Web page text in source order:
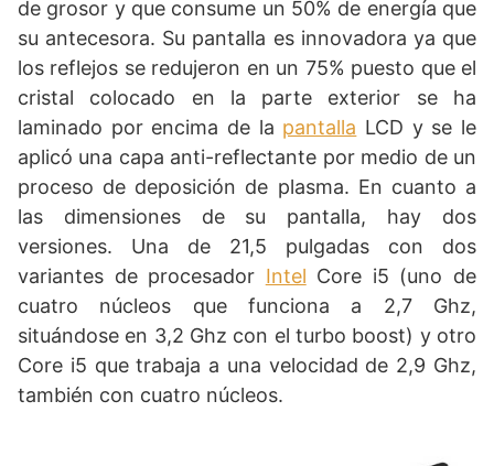
de grosor y que consume un 50% de energía que
su antecesora. Su pantalla es innovadora ya que
los reflejos se redujeron en un 75% puesto que el
cristal colocado en la parte exterior se ha
laminado por encima de la pantalla LCD y se le
aplicó una capa anti-reflectante por medio de un
proceso de deposición de plasma. En cuanto a
las dimensiones de su pantalla, hay dos
versiones. Una de 21,5 pulgadas con dos
variantes de procesador Intel Core i5 (uno de
cuatro núcleos que funciona a 2,7 Ghz,
situándose en 3,2 Ghz con el turbo boost) y otro
Core i5 que trabaja a una velocidad de 2,9 Ghz,
también con cuatro núcleos.